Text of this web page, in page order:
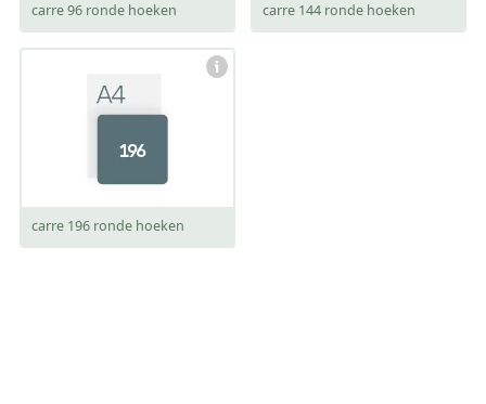
carre 96 ronde hoeken carre 144 ronde hoeken
carre 196 ronde hoeken
196 x 196 mm